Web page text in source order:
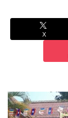
X